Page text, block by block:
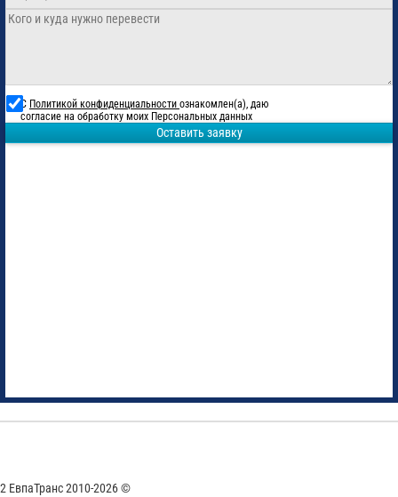
С Политикой конфиденциальности ознакомлен(а), даю
согласие на обработку моих Персональных данных
Оставить заявку
2 ЕвпаТранс 2010-2026 ©